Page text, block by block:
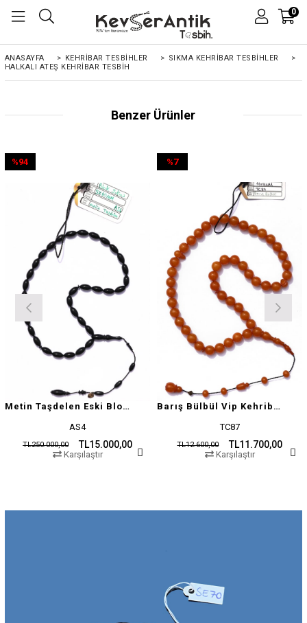
0
ANASAYFA > KEHRIBAR TESBIHLER > SIKMA KEHRİBAR TESBİHLER
>
HALKALI ATEŞ KEHRIBAR TESBIH
Benzer Ürünler
Metin Taşdelen Eski Blok Sıkma
AS4
TL15.000,00
TL250.000,00
%94
Karşılaştır
Barış Bülbül Vip Kehribar Tesbih
TC87
TL11.700,00
TL12.600,00
%7
Karşılaştır